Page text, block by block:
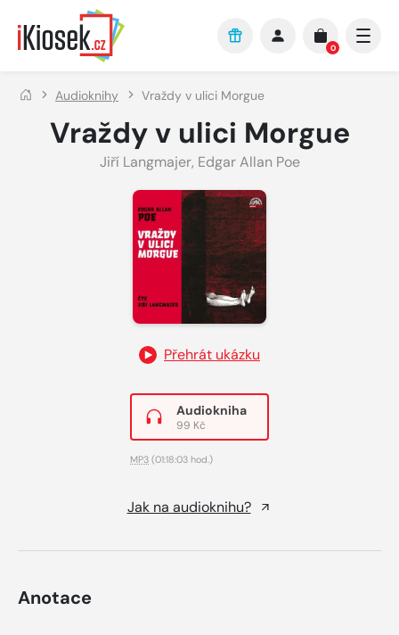
Přejít na hlavní obsah
0
Audioknihy Vraždy v ulici Morgue
Vraždy v ulici Morgue
Jiří Langmajer, Edgar Allan Poe
Přehrát ukázku
Audiokniha
99 Kč
MP3 (01:18:03 hod.)
Jak na audioknihu?
Anotace